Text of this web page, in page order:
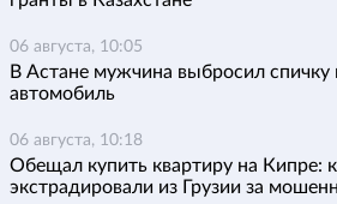
06 августа, 10:05
В Астане мужчина выбросил спичку
автомобиль
06 августа, 10:18
Обещал купить квартиру на Кипре:
экстрадировали из Грузии за